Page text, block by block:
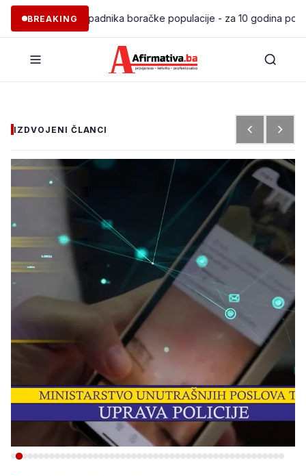
BREAKING
97 pripadnika boračke populacije - za 10 godina podržano
IZDVOJENI ČLANCI